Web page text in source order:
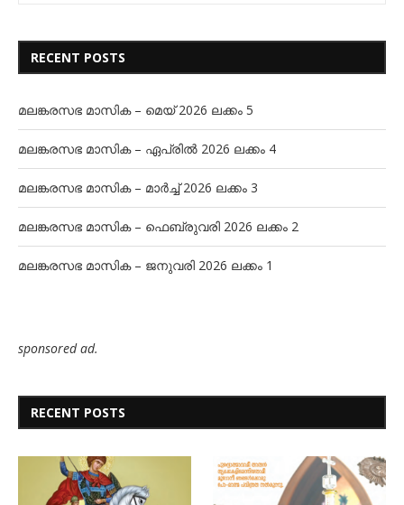
RECENT POSTS
മലങ്കരസഭ മാസിക – മെയ് 2026 ലക്കം 5
മലങ്കരസഭ മാസിക – ഏപ്രിൽ 2026 ലക്കം 4
മലങ്കരസഭ മാസിക – മാർച്ച് 2026 ലക്കം 3
മലങ്കരസഭ മാസിക – ഫെബ്രുവരി 2026 ലക്കം 2
മലങ്കരസഭ മാസിക – ജനുവരി 2026 ലക്കം 1
sponsored ad.
RECENT POSTS